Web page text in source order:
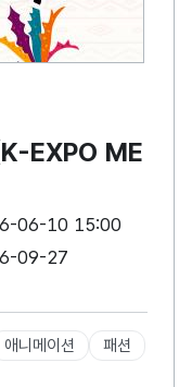
EXPO ME
06-10 15:00
09-27
애니메이션
패션